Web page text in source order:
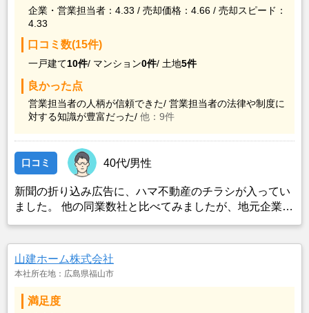
企業・営業担当者：4.33 / 売却価格：4.66 / 売却スピード：
4.33
口コミ数(15件)
一戸建て10件/ マンション0件/ 土地5件
良かった点
営業担当者の人柄が信頼できた/ 営業担当者の法律や制度に
対する知識が豊富だった/ 他：9件
口コミ 40代/男性
新聞の折り込み広告に、ハマ不動産のチラシが入ってい
ました。 他の同業数社と比べてみましたが、地元企業で
山建ホーム株式会社
本社所在地：広島県福山市
満足度